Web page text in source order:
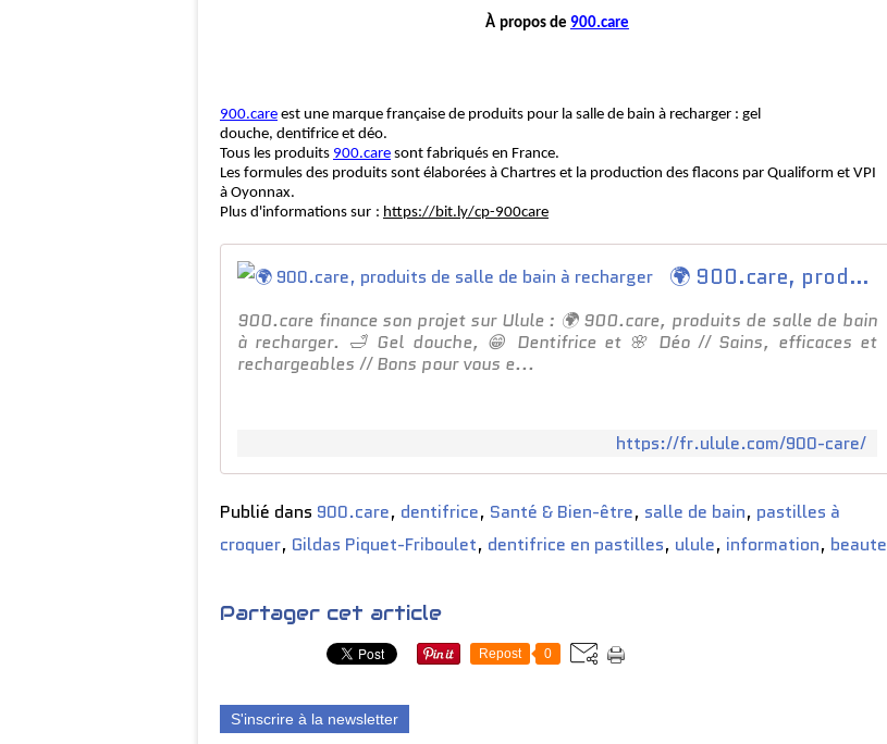
À propos de 900.care
900.care est une marque française de produits pour la salle de bain à recharger : gel
douche, dentfrice et déo.
Tous les produits 900.care sont fabriqués en France.
Les formules des produits sont élaborées à Chartres et la production des flacons par Qualiform et VPI
à Oyonnax.
Plus d'informations sur : https://bit.ly/cp-900care
🌍 900.care, produits de salle de bain à recharger
900.care finance son projet sur Ulule : 🌍 900.care, produits de salle de bain
à recharger. 🛁 Gel douche, 😁 Dentifrice et 🌸 Déo // Sains, efficaces et
rechargeables // Bons pour vous e...
https://fr.ulule.com/900-care/
Publié dans 900.care, dentifrice, Santé & Bien-être, salle de bain, pastilles à
croquer, Gildas Piquet-Friboulet, dentifrice en pastilles, ulule, information, beaute
Partager cet article
Repost 0
S'inscrire à la newsletter